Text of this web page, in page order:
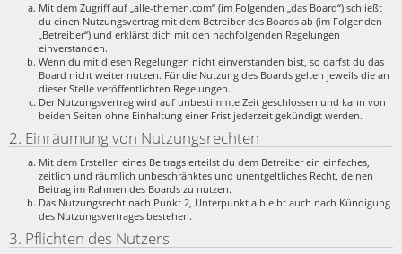
Mit dem Zugriff auf „alle-themen.com“ (im Folgenden „das Board“) schließt
du einen Nutzungsvertrag mit dem Betreiber des Boards ab (im Folgenden
„Betreiber“) und erklärst dich mit den nachfolgenden Regelungen
einverstanden.
Wenn du mit diesen Regelungen nicht einverstanden bist, so darfst du das
Board nicht weiter nutzen. Für die Nutzung des Boards gelten jeweils die an
dieser Stelle veröffentlichten Regelungen.
Der Nutzungsvertrag wird auf unbestimmte Zeit geschlossen und kann von
beiden Seiten ohne Einhaltung einer Frist jederzeit gekündigt werden.
2. Einräumung von Nutzungsrechten
Mit dem Erstellen eines Beitrags erteilst du dem Betreiber ein einfaches,
zeitlich und räumlich unbeschränktes und unentgeltliches Recht, deinen
Beitrag im Rahmen des Boards zu nutzen.
Das Nutzungsrecht nach Punkt 2, Unterpunkt a bleibt auch nach Kündigung
des Nutzungsvertrages bestehen.
3. Pflichten des Nutzers